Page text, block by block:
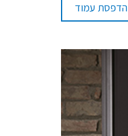
הדפסת עמוד